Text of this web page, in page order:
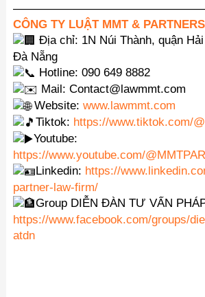
CÔNG TY LUẬT MMT & PARTNERS
Địa chỉ: 1N Núi Thành, quận
Đà Nẵng
Hotline: 090 649 8882
Mail: Contact@lawmmt.com
Website:www.lawmmt.com
Tiktok: https://www.tiktok.com/
Youtube:
https://www.youtube.com/
Linkedin: https://
partner-law-firm/
Group DIỄN ĐÀN TƯ VẤN
https://www.facebook.com/groups/
atdn